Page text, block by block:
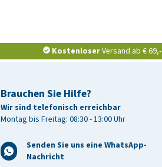
KostenloserVersand ab € 69,-
Brauchen Sie Hilfe?
Wir sind telefonisch erreichbar
Montag bis Freitag: 08:30 - 13:00 Uhr
Senden Sie uns eine WhatsApp-
Nachricht